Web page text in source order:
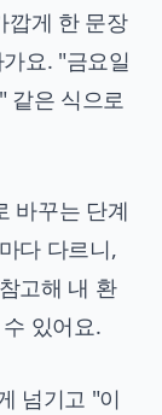
깝게 한 문장
요. "금요일
같은 식으로
바꾸는 단계
다 다르니,
고해 내 환
있어요.
넘기고 "이